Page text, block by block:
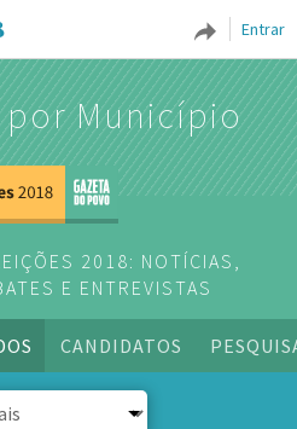
Entrar
por Município
2018: NOTÍCIAS,
E ENTREVISTAS
CANDIDATOS